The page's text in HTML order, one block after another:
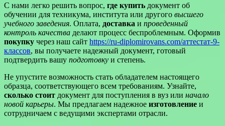
С нами легко решить вопрос, где купить документ об
обучении для техникума, института или другого высшего
учебного заведения. Оплата, доставка и проведенный
контроль качества делают процесс беспроблемным. Оформив
покупку через наш сайт https://ru-diplomirovans.com/аттестат-9-
классов, вы получаете надежный документ, готовый
подтвердить вашу подготовку и степень.
Не упустите возможность стать обладателем настоящего
образца, соответствующего всем требованиям. Узнайте,
сколько стоит документ для поступления в вуз или начало
новой карьеры. Мы предлагаем надежное изготовление и
сотрудничаем с ведущими экспертами отрасли.